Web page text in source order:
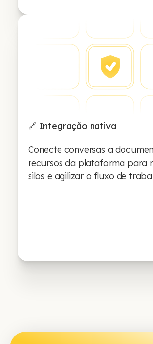
🔗 Integração nativa
Conecte conversas a
recursos da plataforma para
silos e agilizar o fluxo de